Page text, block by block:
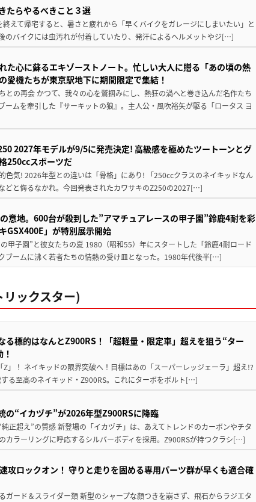
たらやるべきこと３選
えて帰宅すると、暑さと疲れから「早くバイクをガレージにしまいたい」と
のバイクには虫汚れが付着していたり、発汗によるヘルメットやジ[…]
た心に蘇るエキゾーストノート。忙しい大人に贈る「あの頃の熱
愛機たちが東京駅地下に期間限定で集結！
との再会 かつて、我々の心を鷲掴みにし、熱狂の渦へと巻き込んだ名作たち
ームを牽引した『サーキットの狼』。主人公・風吹裕矢が駆る「ロータス ヨ
2027年モデルが9/5に発売決定! 高級感を極めたツートーンとグ
250ccスポーツだ
色気! 2026年型との違いは「骨格」にあり! 「250ccクラスのネイキッドなん
どと侮るなかれ。今回発表されたカワサキのZ250の2027[…]
意地。600台が殺到した”アマチュアレースの甲子園”鈴鹿4耐を彩
GSX400E」が特別展示開始
甲子園”と彼女たちの夏 1980（昭和55）年にスタートした「鈴鹿4耐ロード
ブームに沸く若者たちの情熱の受け皿となった。1980年代後半[…]
ックスター)
る標的はなんとZ900RS！「超軽量・限定車」超えを狙う“ター
！ ネイキッドの限界突破へ！目標はあの「スーパーレッジェーラ」超え!?
る至高のネイキッド・Z900RS。これにターボをボルト[…]
の“イカヅチ”が2026年型Z900RSに降臨
正超え”の質感 新登場の「イカヅチ」は、あえてトレンドのカーボンやチタ
カラーリングに呼応するシルバーボディを採用。Z900RSが持つクラシ[…]
攻ロックオン！ 守りと走りを固める専用パーツ群が早くも適合確
ガード＆スライダー類 新型のシャープな顔つきを崩さず、飛石からラジエタ